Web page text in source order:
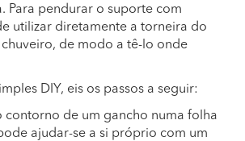
Para pendurar o suporte com
utilizar diretamente a torneira do
chuveiro, de modo a tê-lo onde
DIY, eis os passos a seguir:
contorno de um gancho numa folha
ajudar-se a si próprio com um